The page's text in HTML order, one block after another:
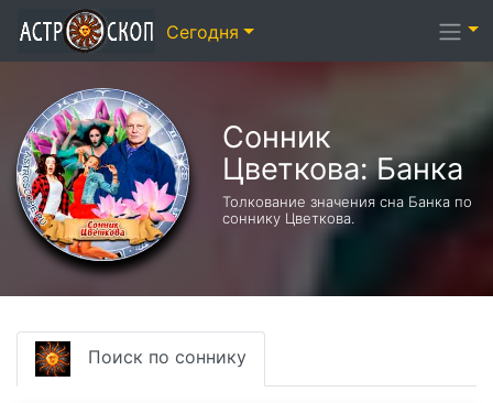
Сонник
Цветкова: Банка
Толкование значения сна Банка по
соннику Цветкова.
Поиск по соннику
Сегодня